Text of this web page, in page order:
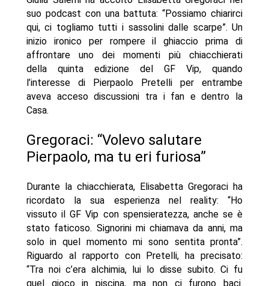
suo podcast con una battuta: “Possiamo chiarirci
qui, ci togliamo tutti i sassolini dalle scarpe”. Un
inizio ironico per rompere il ghiaccio prima di
affrontare uno dei momenti più chiacchierati
della quinta edizione del GF Vip, quando
l’interesse di Pierpaolo Pretelli per entrambe
aveva acceso discussioni tra i fan e dentro la
Casa.
Gregoraci: “Volevo salutare
Pierpaolo, ma tu eri furiosa”
Durante la chiacchierata, Elisabetta Gregoraci ha
ricordato la sua esperienza nel reality: “Ho
vissuto il GF Vip con spensieratezza, anche se è
stato faticoso. Signorini mi chiamava da anni, ma
solo in quel momento mi sono sentita pronta”.
Riguardo al rapporto con Pretelli, ha precisato:
“Tra noi c’era alchimia, lui lo disse subito. Ci fu
quel gioco in piscina, ma non ci furono baci.